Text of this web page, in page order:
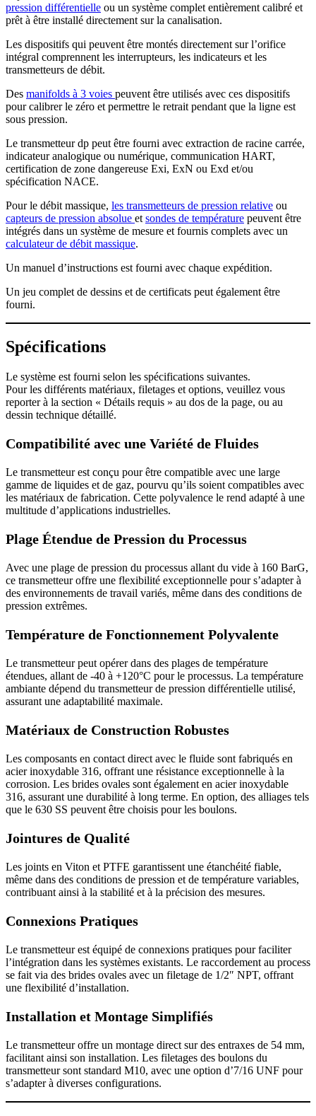
pression différentielle ou un système complet entièrement calibré et
prêt à être installé directement sur la canalisation.
Les dispositifs qui peuvent être montés directement sur l’orifice
intégral comprennent les interrupteurs, les indicateurs et les
transmetteurs de débit.
Des manifolds à 3 voies peuvent être utilisés avec ces dispositifs
pour calibrer le zéro et permettre le retrait pendant que la ligne est
sous pression.
Le transmetteur dp peut être fourni avec extraction de racine carrée,
indicateur analogique ou numérique, communication HART,
certification de zone dangereuse Exi, ExN ou Exd et/ou
spécification NACE.
Pour le débit massique, les transmetteurs de pression relative ou
capteurs de pression absolue et sondes de température peuvent être
intégrés dans un système de mesure et fournis complets avec un
calculateur de débit massique.
Un manuel d’instructions est fourni avec chaque expédition.
Un jeu complet de dessins et de certificats peut également être
fourni.
Spécifications
Le système est fourni selon les spécifications suivantes.
Pour les différents matériaux, filetages et options, veuillez vous
reporter à la section « Détails requis » au dos de la page, ou au
dessin technique détaillé.
Compatibilité avec une Variété de Fluides
Le transmetteur est conçu pour être compatible avec une large
gamme de liquides et de gaz, pourvu qu’ils soient compatibles avec
les matériaux de fabrication. Cette polyvalence le rend adapté à une
multitude d’applications industrielles.
Plage Étendue de Pression du Processus
Avec une plage de pression du processus allant du vide à 160 BarG,
ce transmetteur offre une flexibilité exceptionnelle pour s’adapter à
des environnements de travail variés, même dans des conditions de
pression extrêmes.
Température de Fonctionnement Polyvalente
Le transmetteur peut opérer dans des plages de température
étendues, allant de -40 à +120°C pour le processus. La température
ambiante dépend du transmetteur de pression différentielle utilisé,
assurant une adaptabilité maximale.
Matériaux de Construction Robustes
Les composants en contact direct avec le fluide sont fabriqués en
acier inoxydable 316, offrant une résistance exceptionnelle à la
corrosion. Les brides ovales sont également en acier inoxydable
316, assurant une durabilité à long terme. En option, des alliages tels
que le 630 SS peuvent être choisis pour les boulons.
Jointures de Qualité
Les joints en Viton et PTFE garantissent une étanchéité fiable,
même dans des conditions de pression et de température variables,
contribuant ainsi à la stabilité et à la précision des mesures.
Connexions Pratiques
Le transmetteur est équipé de connexions pratiques pour faciliter
l’intégration dans les systèmes existants. Le raccordement au process
se fait via des brides ovales avec un filetage de 1/2″ NPT, offrant
une flexibilité d’installation.
Installation et Montage Simplifiés
Le transmetteur offre un montage direct sur des entraxes de 54 mm,
facilitant ainsi son installation. Les filetages des boulons du
transmetteur sont standard M10, avec une option d’7/16 UNF pour
s’adapter à diverses configurations.